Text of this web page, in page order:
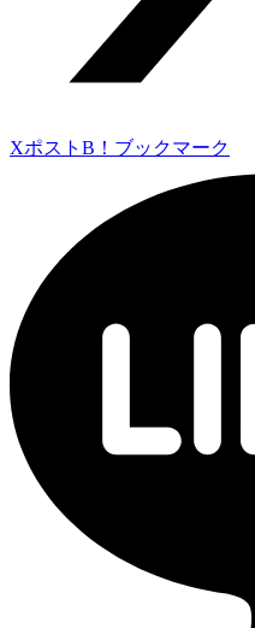
Xポスト B！ブックマーク